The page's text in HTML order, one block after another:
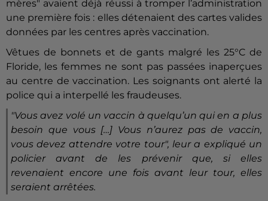
mères" avaient déjà réussi à tromper l’administration
une première fois : elles détenaient des cartes valides
données par les centres après vaccination.
Vêtues de bonnets et de gants malgré les 25°C de
Floride, les femmes ne sont pas passées inaperçues
au centre de vaccination. Les soignants ont alerté la
police qui a interpellé les fraudeuses.
"Vous avez volé un vaccin à quelqu’un qui en a plus
besoin que vous […] Vous n’aurez pas de vaccin,
vous devez attendre votre tour", leur a expliqué un
policier avant de les prévenir que, si elles
revenaient encore une fois avant leur tour, elles
seraient arrêtées.